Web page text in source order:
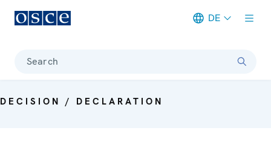
DE
Search
DECISION / DECLARATION